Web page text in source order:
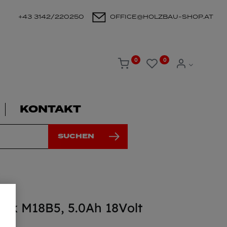
+43 3142/220250 OFFICE@HOLZBAU-SHOP.AT
0 0
KONTAKT
SUCHEN
M18B5, 5.0Ah 18Volt